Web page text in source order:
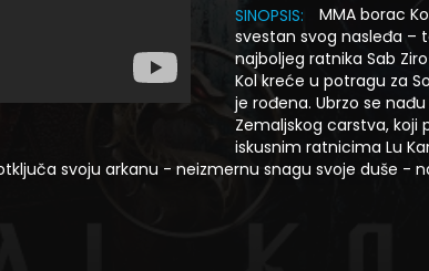
SINOPSIS:
MMA borac
svestan svog nasleđa –
najboljeg ratnika Sab
Kol kreće u potragu za
je rođena. Ubrzo se
Zemaljskog carstva, koji
iskusnim ratnicima Lu
svoju arkanu - neizmernu snagu svoje duše -